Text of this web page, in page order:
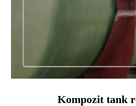
Kompozit tank